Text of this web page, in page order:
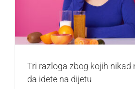
Saveti
Tri razloga zbog kojih nikad
da idete na dijetu